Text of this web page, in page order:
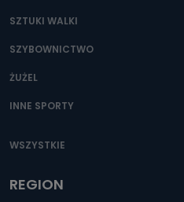
SZTUKI WALKI
SZYBOWNICTWO
ŻUŻEL
INNE SPORTY
WSZYSTKIE
REGION